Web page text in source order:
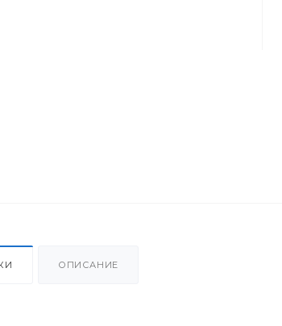
ОПИСАНИЕ